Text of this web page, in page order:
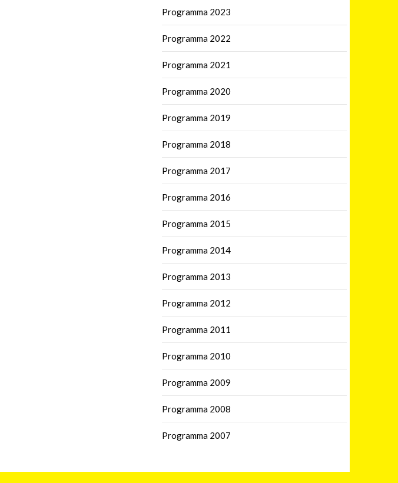
Programma 2023
Programma 2022
Programma 2021
Programma 2020
Programma 2019
Programma 2018
Programma 2017
Programma 2016
Programma 2015
Programma 2014
Programma 2013
Programma 2012
Programma 2011
Programma 2010
Programma 2009
Programma 2008
Programma 2007